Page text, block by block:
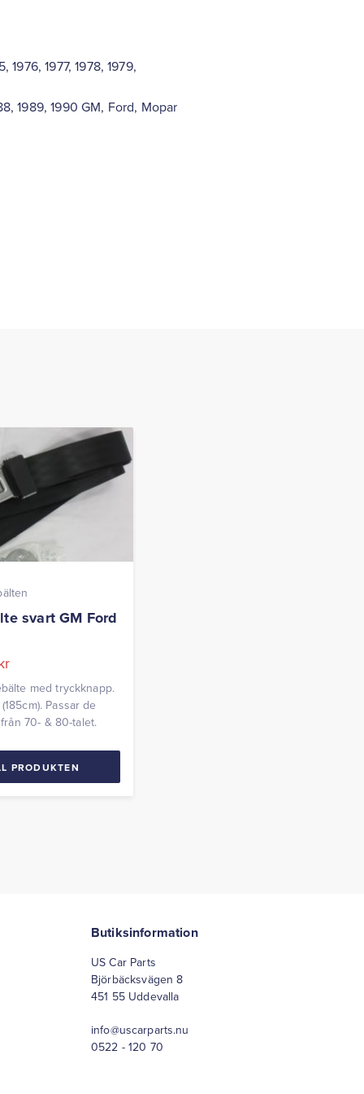
1976, 1977, 1978, 1979,
1989, 1990 GM, Ford, Mopar
svart GM Ford
med tryckknapp.
Passar de
70- & 80-talet.
PRODUKTEN
Butiksinformation
US Car Parts
Björbäcksvägen 8
451 55 Uddevalla
info@uscarparts.nu
0522 - 120 70